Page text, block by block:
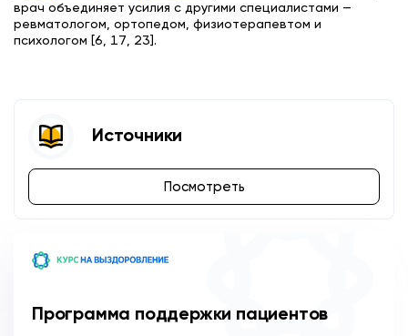
врач объединяет усилия с другими специалистами —
ревматологом, ортопедом, физиотерапевтом и
психологом [6, 17, 23].
Источники
Посмотреть
Программа поддержки пациентов